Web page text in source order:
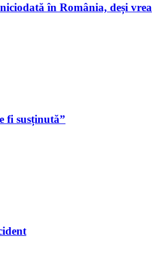
în România, deși vrea
fi susținută”